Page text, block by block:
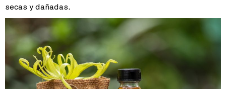
secas y dañadas.